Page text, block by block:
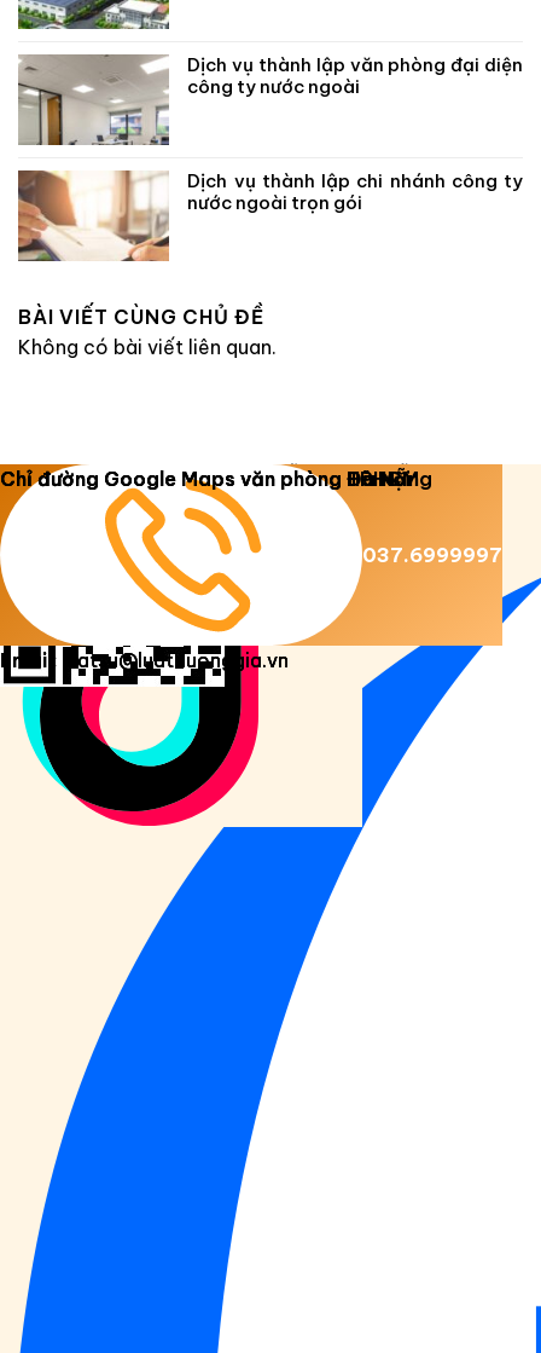
Dịch vụ thành lập văn phòng đại diện
công ty nước ngoài
Dịch vụ thành lập chi nhánh công ty
nước ngoài trọn gói
BÀI VIẾT CÙNG CHỦ ĐỀ
Không có bài viết liên quan.
Copyright 2026 © Luật Dương Gia